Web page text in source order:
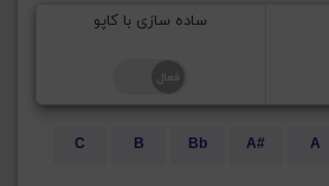
ساده سازی با کاپو
A
A#
Bb
B
C